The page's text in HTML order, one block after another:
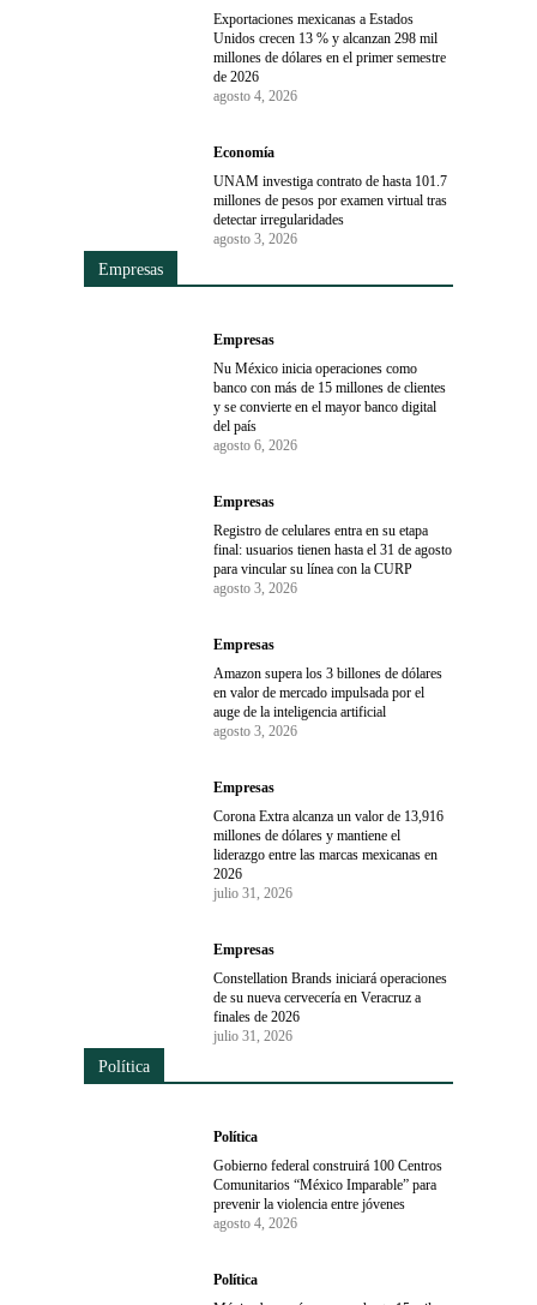
Exportaciones mexicanas a Estados
Unidos crecen 13 % y alcanzan 298 mil
millones de dólares en el primer semestre
de 2026
agosto 4, 2026
Economía
UNAM investiga contrato de hasta 101.7
millones de pesos por examen virtual tras
detectar irregularidades
agosto 3, 2026
Empresas
Empresas
Nu México inicia operaciones como
banco con más de 15 millones de clientes
y se convierte en el mayor banco digital
del país
agosto 6, 2026
Empresas
Registro de celulares entra en su etapa
final: usuarios tienen hasta el 31 de agosto
para vincular su línea con la CURP
agosto 3, 2026
Empresas
Amazon supera los 3 billones de dólares
en valor de mercado impulsada por el
auge de la inteligencia artificial
agosto 3, 2026
Empresas
Corona Extra alcanza un valor de 13,916
millones de dólares y mantiene el
liderazgo entre las marcas mexicanas en
2026
julio 31, 2026
Empresas
Constellation Brands iniciará operaciones
de su nueva cervecería en Veracruz a
finales de 2026
julio 31, 2026
Política
Política
Gobierno federal construirá 100 Centros
Comunitarios “México Imparable” para
prevenir la violencia entre jóvenes
agosto 4, 2026
Política